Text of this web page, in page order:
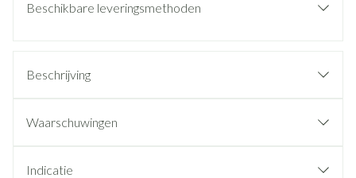
Beschikbare leveringsmethoden
Beschrijving
Waarschuwingen
Indicatie